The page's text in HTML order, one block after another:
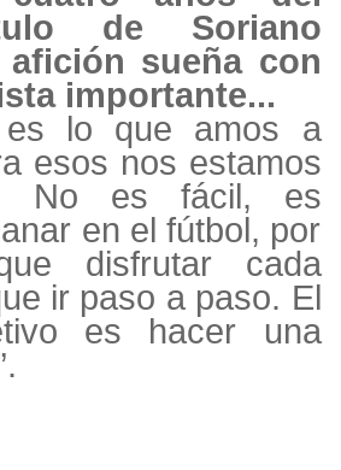
de Soriano
afición sueña con
importante...
lo que amos a
esos nos estamos
No es fácil, es
en el fútbol, por
disfrutar cada
ir paso a paso. El
es hacer una